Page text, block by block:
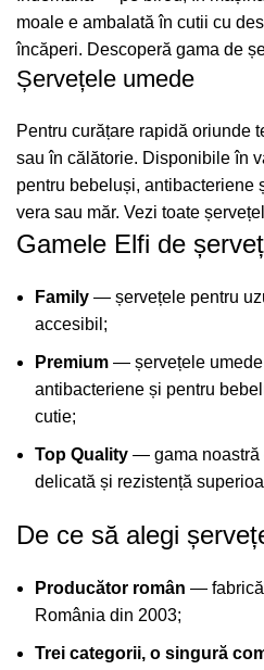
moale e ambalată în cutii cu
încăperi. Descoperă gama de
Șervețele umede
Pentru curățare rapidă oriunde
sau în călătorie. Disponibile în
pentru bebeluși, antibacteriene
vera sau măr. Vezi toate
Gamele Elfi de
Family — șervețele pentru
accesibil;
Premium — șervețele umede
antibacteriene și pentru
cutie;
Top Quality — gama noastră
delicată și rezistență
De ce să alegi
Producător român —
România din 2003;
Trei categorii, o singură